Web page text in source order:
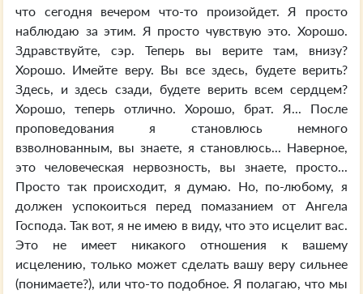
что сегодня вечером что-то произойдет. Я просто
наблюдаю за этим. Я просто чувствую это. Хорошо.
Здравствуйте, сэр. Теперь вы верите там, внизу?
Хорошо. Имейте веру. Вы все здесь, будете верить?
Здесь, и здесь сзади, будете верить всем сердцем?
Хорошо, теперь отлично. Хорошо, брат. Я... После
проповедования я становлюсь немного
взволнованным, вы знаете, я становлюсь... Наверное,
это человеческая нервозность, вы знаете, просто...
Просто так происходит, я думаю. Но, по-любому, я
должен успокоиться перед помазанием от Ангела
Господа. Так вот, я не имею в виду, что это исцелит вас.
Это не имеет никакого отношения к вашему
исцелению, только может сделать вашу веру сильнее
(понимаете?), или что-то подобное. Я полагаю, что мы